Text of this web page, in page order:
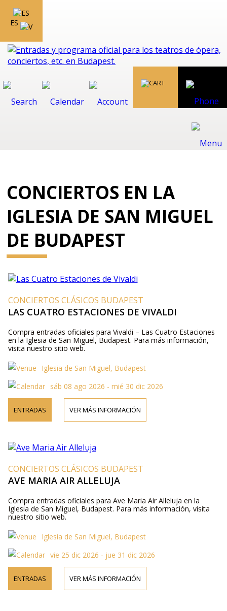
ES
CONCIERTOS EN LA
IGLESIA DE SAN MIGUEL
DE BUDAPEST
CONCIERTOS CLÁSICOS BUDAPEST
LAS CUATRO ESTACIONES DE VIVALDI
Compra entradas oficiales para Vivaldi – Las Cuatro Estaciones
en la Iglesia de San Miguel, Budapest. Para más información,
visita nuestro sitio web.
Iglesia de San Miguel, Budapest
sáb 08 ago 2026 - mié 30 dic 2026
ENTRADAS VER MÁS INFORMACIÓN
CONCIERTOS CLÁSICOS BUDAPEST
AVE MARIA AIR ALLELUJA
Compra entradas oficiales para Ave Maria Air Alleluja en la
Iglesia de San Miguel, Budapest. Para más información, visita
nuestro sitio web.
Iglesia de San Miguel, Budapest
vie 25 dic 2026 - jue 31 dic 2026
ENTRADAS VER MÁS INFORMACIÓN